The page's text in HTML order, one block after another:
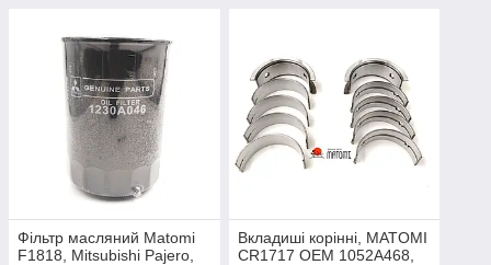
Фільтр масляний Matomi
F1818, Mitsubishi Pajero,
Вкладиші корінні, MATOMI
CR1717 OEM 1052A468,